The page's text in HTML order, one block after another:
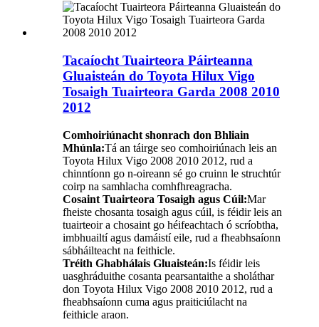
Tacaíocht Tuairteora Páirteanna
Gluaisteán do Toyota Hilux Vigo
Tosaigh Tuairteora Garda 2008 2010
2012
Comhoiriúnacht shonrach don Bhliain
Mhúnla:Tá an táirge seo comhoiriúnach leis an
Toyota Hilux Vigo 2008 2010 2012, rud a
chinntíonn go n-oireann sé go cruinn le struchtúr
coirp na samhlacha comhfhreagracha.
Cosaint Tuairteora Tosaigh agus Cúil:Mar
fheiste chosanta tosaigh agus cúil, is féidir leis an
tuairteoir a chosaint go héifeachtach ó scríobtha,
imbhuailtí agus damáistí eile, rud a fheabhsaíonn
sábháilteacht na feithicle.
Tréith Ghabhálais Gluaisteán:Is féidir leis
uasghráduithe cosanta pearsantaithe a sholáthar
don Toyota Hilux Vigo 2008 2010 2012, rud a
fheabhsaíonn cuma agus praiticiúlacht na
feithicle araon.